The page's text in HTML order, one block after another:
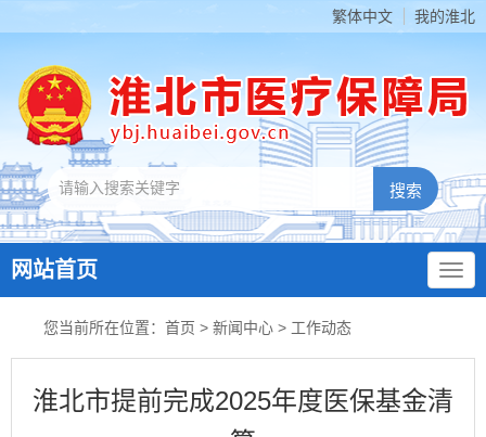
繁体中文 我的淮北
网站首页
您当前所在位置： 首页 > 新闻中心 > 工作动态
淮北市提前完成2025年度医保基金清